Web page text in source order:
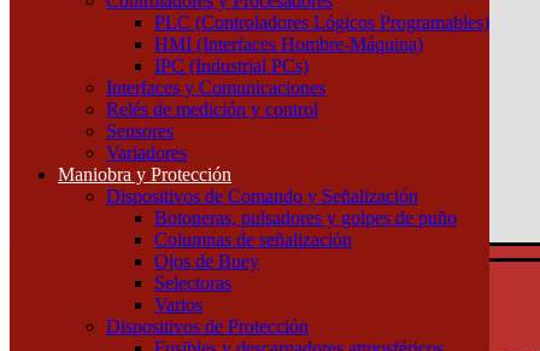
PLC (Controladores Lógicos Programables)
HMI (Interfaces Hombre-Máquina)
IPC (Industrial PCs)
Interfaces y Comunicaciones
Relés de medición y control
Sensores
Variadores
Maniobra y Protección
Dispositivos de Comando y Señalización
Botoneras, pulsadores y golpes de puño
Columnas de señalización
Ojos de Buey
Selectoras
Varios
Dispositivos de Protección
(011) 4253-9024
Atención por WhatsApp
11 3071 1515
0
$ 0,00
0
Tu pedido
Automatización y Control
Actuadores
Controladores y Procesadores